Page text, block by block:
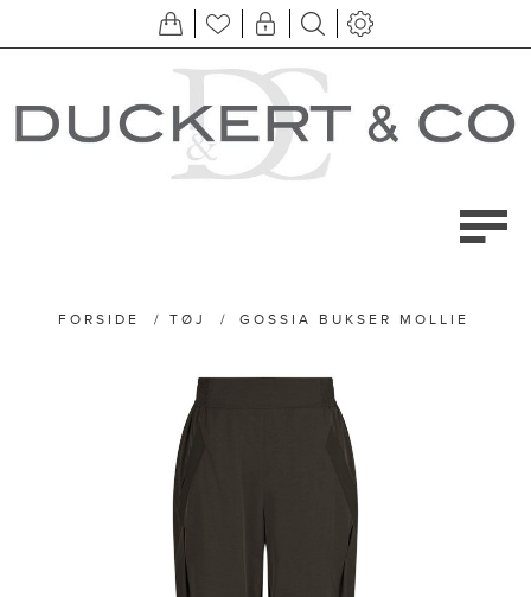
FORSIDE / TØJ / GOSSIA BUKSER MOLLIE